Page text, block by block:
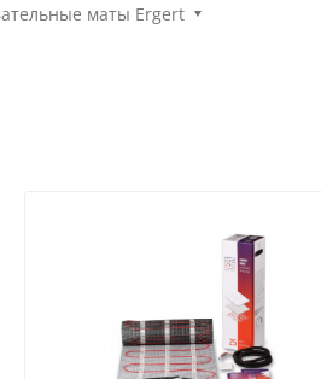
маты Ergert